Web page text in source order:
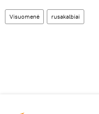
Visuomenė rusakalbiai